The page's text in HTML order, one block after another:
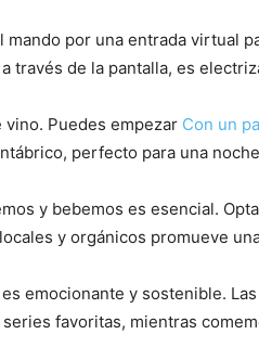
mando por una entrada virtual
través de la pantalla, es
vino. Puedes empezar Con un
perfecto para una
y bebemos es esencial.
y orgánicos promueve
emocionante y sostenible.
favoritas, mientras